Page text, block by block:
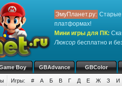
ЭмуПланет.ру: Старые
платформах!
Мини игры для ПК:
Люксор бесплатно и
Boy GBAdvance GBColor
Игры: # А Б В Г Д Е Ж З И